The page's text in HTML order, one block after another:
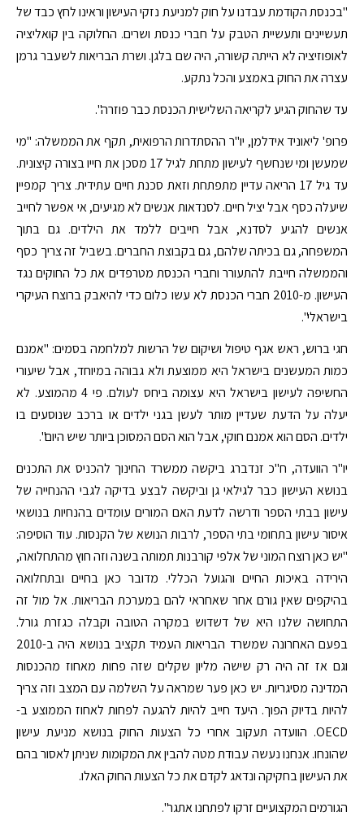
"בכנסת הקודמת עבדנו על חוק למניעת נזקי העישון וראינו לחץ כבד של
תעשיינים ותעשיית הטבק על חברי כנסת ושרים. החלוקה בין קואליציה
לאופוזיציה לא הייתה קשורה, היה שם בלגן. ושרת הבריאות לשעבר גרמן
עצרה את החוק באמצע והכל נתקע.
עד שהחוק הגיע לקריאה השלישית הכנסת כבר פוזרה".
פרופ' ליאוניד אידלמן, יו"ר ההסתדרות הרפואית, תקף את הממשלה: "מי
שמעשן ומי שנחשף לעישון מתחת לגיל 17 מסכן את חייו בצורה קיצונית.
עד גיל 17 הריאה עדיין מתפתחת וזאת סכנת חיים עתידית. צריך קמפיין
שיעלה כסף אבל יציל חיים. לסנדאות אנשים לא מגיעים, אי אפשר לחייב
אנשים להגיע לסדנא, אבל חייבים ללמד את הילדים. גם בתוך
המשפחה, גם בכיתה שלהם, גם בקבוצת החברים. בשביל זה צריך כסף
והממשלה חייבת להתעורר וחברי הכנסת מטרפדים את כל החוקים נגד
העישון. מ-2010 חברי הכנסת לא עשו כלום כדי להיאבק ברוצח העיקרי
בישראלי".
חגי ברוש, ראש אגף טיפול ושיקום של הרשות למלחמה בסמים: "אמנם
כמות המעשנים בישראל היא ממוצעת ולא גבוהה במיוחד, אבל שיעורי
החשיפה לעישון בישראל היא עצומה ביחס לעולם. פי 4 מהמוצע. לא
יעלה על הדעת שעדיין מותר לעשן בגני ילדים או ברכב שנוסעים בו
ילדים. הסם הוא אמנם חוקי, אבל הוא הסם המסוכן ביותר שיש היום".
יו"ר הוועדה, ח"כ זנדברג ביקשה ממשרד החינוך להכניס את התכנים
בנושא העישון כבר לגילאי גן וביקשה לבצע בדיקה לגבי ההנחייה של
עישון בבתי הספר ודרשה לדעת האם המורים עומדים בהנחיות בנושאי
איסור עישון בתחומי בתי הספר, לרבות הנושא של הקנסות. עוד הוסיפה:
"יש כאן רוצח המוני של אלפי קורבנות תמותה בשנה וזה חוץ מהתחלואה,
הירידה באיכות החיים והגועל הכללי. מדובר כאן בחיים ובתחלואה
בהיקפים שאין גורם אחר שאחראי להם במערכת הבריאות. אל מול זה
התחושה שלנו היא של דשדוש במקרה הטובה וקבלה כגזרת גורל.
בפעם האחרונה שמשרד הבריאות העמיד תקציב בנושא היה ב-2010
וגם אז זה היה רק שישה מליון שקלים שזה פחות מאחוז מהכנסות
המדינה מסיגריות. יש כאן פער שמראה על השלמה עם המצב וזה צריך
להיות בדיוק הפוך. היעד חייב להיות להגעה לפחות לאחוז הממוצע ב-
OECD. הוועדה תעקוב אחרי כל הצעות החוק בנושא מניעת עישון
שהונחו. אנחנו נעשה עבודת מטה להבין את המקומות שניתן לאסור בהם
את העישון בחקיקה ונדאג לקדם את כל הצעות החוק האלו.
הגורמים המקצועיים זרקו לפתחנו אתגר".